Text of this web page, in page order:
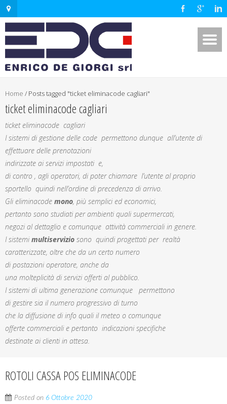
Home / Posts tagged "ticket eliminacode cagliari"
ticket eliminacode cagliari
ticket eliminacode cagliari
I sistemi di gestione delle code permettono dunque all’utente di
effettuare delle prenotazioni
indirizzate ai servizi impostati e,
di contro , agli operatori, di poter chiamare l’utente al proprio
sportello quindi nell’ordine di precedenza di arrivo.
Gli eliminacode mono, più semplici ed economici,
pertanto sono studiati per ambienti quali supermercati,
negozi al dettaglio e comunque attività commerciali in genere.
I sistemi multiservizio sono quindi progettati per realtà
caratterizzate, oltre che da un certo numero
di postazioni operatore, anche da
una molteplicità di servizi offerti al pubblico.
I sistemi di ultima generazione comunque permettono
di gestire sia il numero progressivo di turno
che la diffusione di info quali il meteo o comunque
offerte commerciali e pertanto indicazioni specifiche
destinate ai clienti in attesa.
ROTOLI CASSA POS ELIMINACODE
Posted on 6 Ottobre 2020